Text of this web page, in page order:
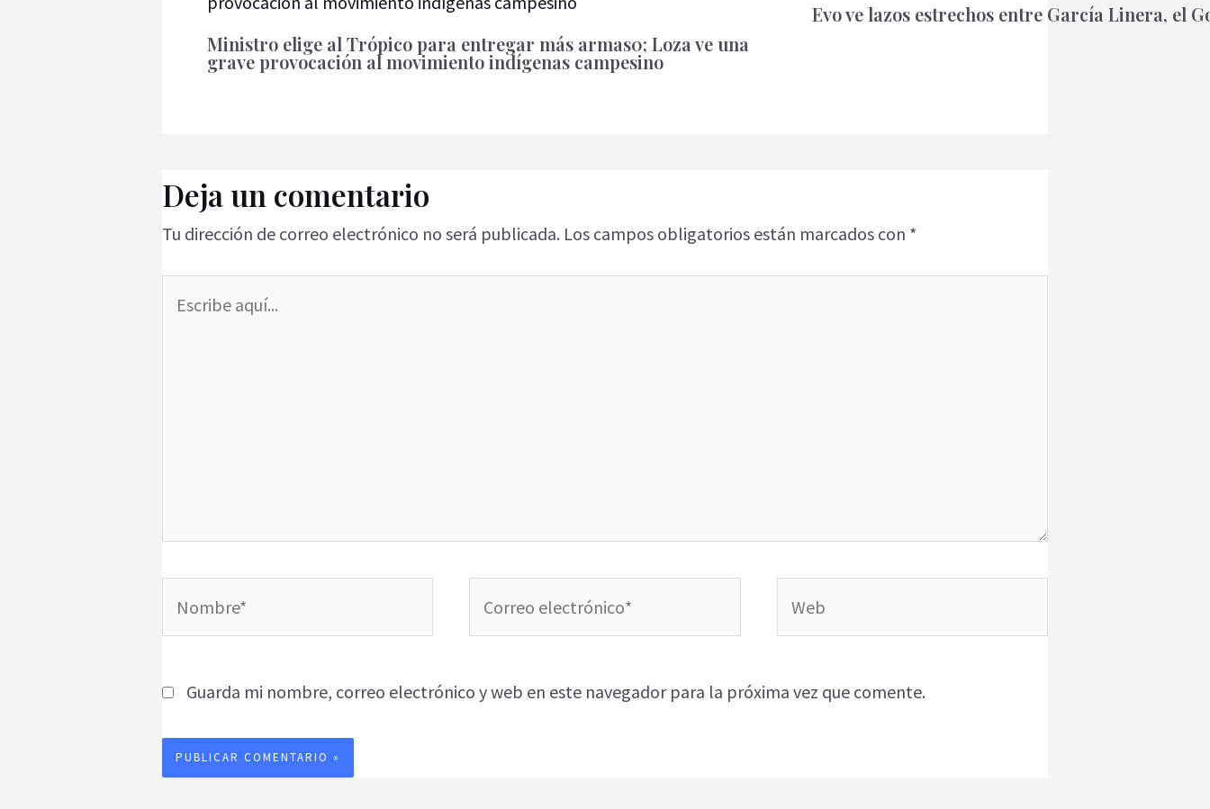
Ministro elige al Trópico para entregar más armas0; Loza ve una
grave provocación al movimiento indígenas campesino
Evo ve lazos estrechos entre García Linera, el
Deja un comentario
Tu dirección de correo electrónico no será publicada. Los campos obligatorios están marcados con *
aquí...
electrónico*
Guarda mi nombre, correo electrónico y web en este navegador para la próxima vez que comente.